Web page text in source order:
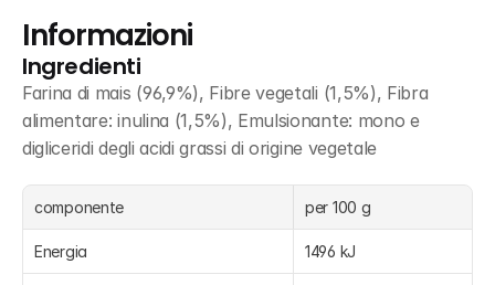
Informazioni
Ingredienti
Farina di mais (96,9%), Fibre vegetali (1,5%), Fibra
alimentare: inulina (1,5%), Emulsionante: mono e
digliceridi degli acidi grassi di origine vegetale
componente per 100 g
Energia 1496 kJ